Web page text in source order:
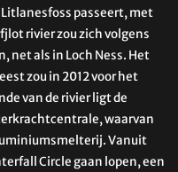
passeert, met
rivier zou zich volgens
net als in Loch Ness. Het
zou in 2012 voor het
van de rivier ligt de
waarvan
Vanuit
Circle gaan lopen, een